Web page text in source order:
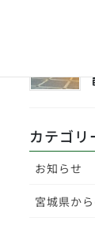
カテゴリ
お知らせ
宮城県か